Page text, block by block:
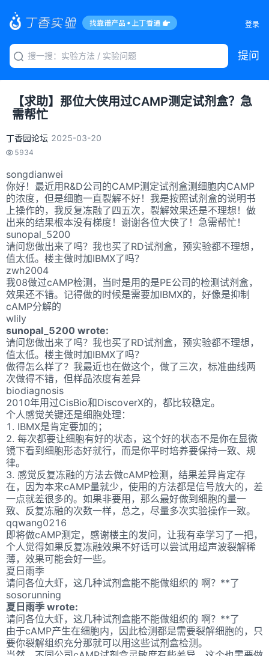
登录
提问
【求助】那位大侠用过CAMP测定试剂盒？急
需帮忙
丁香园论坛 2025-03-20
5934
songdianwei
你好！最近用R&D公司的CAMP测定试剂盒测细胞内CAMP
的浓度，但是细胞一直裂解不好！我是按照试剂盒的说明书
上操作的，我反复冻融了四五次，裂解效果还是不理想！做
出来的结果根本没有梯度！谢谢各位大侠了！急需帮忙！
sunopal_5200
请问您做出来了吗？我也买了RD试剂盒，预实验都不理想，
值太低。楼主做时加IBMX了吗？
zwh2004
我08做过cAMP检测，当时是用的是PE公司的检测试剂盒，
效果还不错。记得做的时候是需要加IBMX的，好像是抑制
cAMP分解的
wlily
sunopal_5200 wrote:
请问您做出来了吗？我也买了RD试剂盒，预实验都不理想，
值太低。楼主做时加IBMX了吗？
做得怎么样了？我最近也在做这个，做了三次，标准曲线两
次做得不错，但样品浓度有差异
biodiagnosis
2010年用过CisBio和DiscoverX的，都比较稳定。
个人感觉关键还是细胞处理：
1. IBMX是肯定要加的；
2. 每次都要让细胞有好的状态，这个好的状态不是你在显微
镜下看到细胞形态好就行，而是你平时培养要保持一致、规
律。
3. 感觉反复冻融的方法去做cAMP检测，结果差异肯定存
在，因为本来cAMP量就少，使用的方法都是信号放大的，差
一点就差很多的。如果非要用，那么最好做到细胞的量一
致、反复冻融的次数一样，总之，尽量多次实验操作一致。
qqwang0216
即将做cAMP测定，感谢楼主的发问，让我有幸学习了一把，
个人觉得如果反复冻融效果不好话可以尝试用超声波裂解稀
薄，效果可能会好一些。
夏日雨季
请问各位大虾，这几种试剂盒能不能做组织的 啊？**了
sosorunning
夏日雨季 wrote:
请问各位大虾，这几种试剂盒能不能做组织的 啊？**了
由于cAMP产生在细胞内，因此检测都是需要裂解细胞的，只
要你裂解组织充分那就可以用这些试剂盒检测。